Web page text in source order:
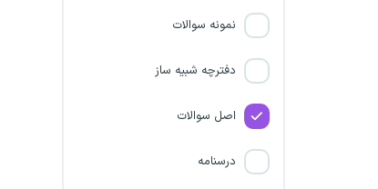
نمونه سوالات
دفترچه شبیه ساز
اصل سوالات
درسنامه
شرکت‌های توزیع نیروی برق
شهرداری کهگیلویه و بویر احمد
شرکت گهرزمین سیرجان
پیمانکار طرح تولید کاغذ از آهک